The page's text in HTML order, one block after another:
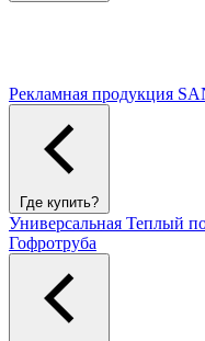
Рекламная продукция
Где купить?
Универсальная Теплый
Гофротруба